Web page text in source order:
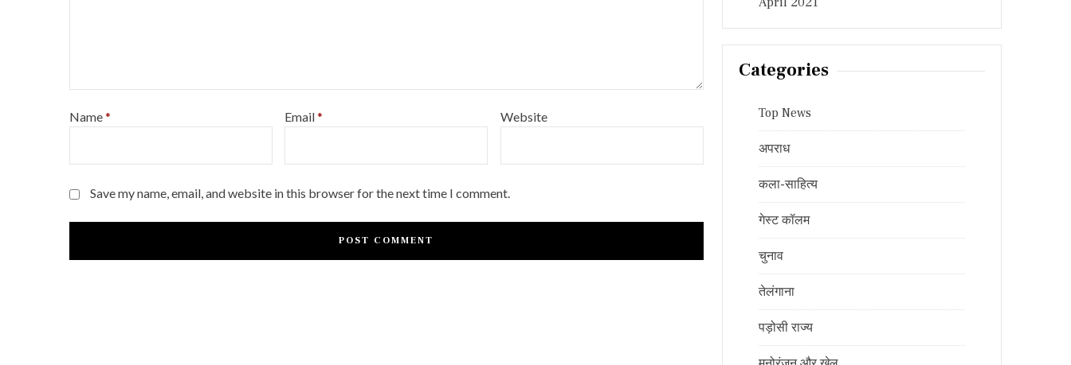
Name* Email* Website
Save my name, email, and website in this browser for the next time I comment.
Categories
Top News
अपराध
कला-साहित्य
गेस्ट कॉलम
चुनाव
तेलंगाना
पड़ोसी राज्य